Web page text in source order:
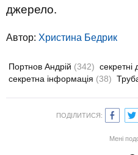
джерело.
Автор: Христина Бедрик
Портнов Андрій (342) секретні
секретна інформація (38)
ПОДІЛИТИСЯ:
Мені